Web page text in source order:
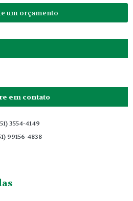
um orçamento
em contato
3554-4149
99156-4838